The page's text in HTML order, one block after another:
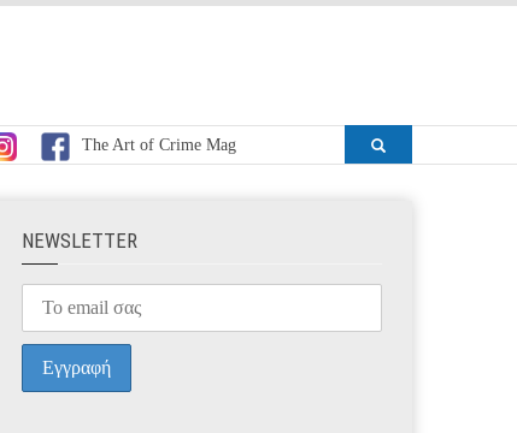
The Art of Crime Mag
ΝEWSLETTER